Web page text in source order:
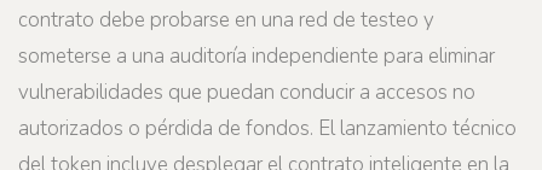
contrato debe probarse en una red de testeo y
someterse a una auditoría independiente para eliminar
vulnerabilidades que puedan conducir a accesos no
autorizados o pérdida de fondos. El lanzamiento técnico